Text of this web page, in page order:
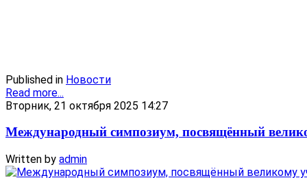
Published in Новости
Read more...
Вторник, 21 октября 2025 14:27
Международный симпозиум, посвящённый
Written by admin